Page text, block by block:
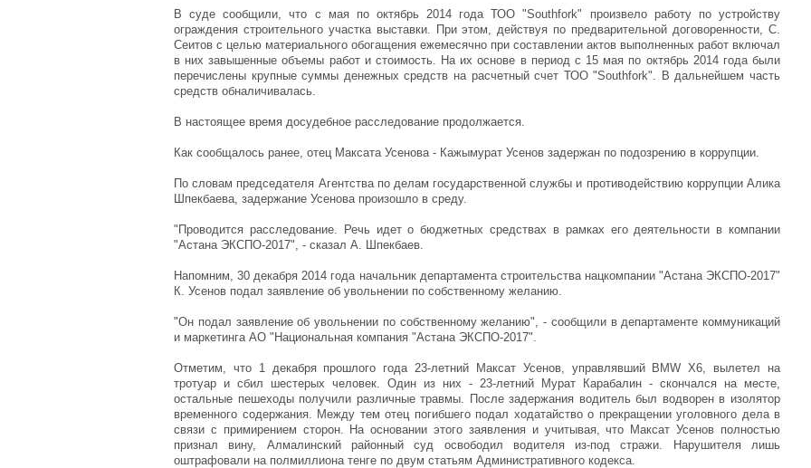
В суде сообщили, что с мая по октябрь 2014 года ТОО "Southfork" произвело работу по устройству
ограждения строительного участка выставки. При этом, действуя по предварительной договоренности, С.
Сеитов с целью материального обогащения ежемесячно при составлении актов выполненных работ включал
в них завышенные объемы работ и стоимость. На их основе в период с 15 мая по октябрь 2014 года были
перечислены крупные суммы денежных средств на расчетный счет ТОО "Southfork". В дальнейшем часть
средств обналичивалась.
В настоящее время досудебное расследование продолжается.
Как сообщалось ранее, отец Максата Усенова - Кажымурат Усенов задержан по подозрению в коррупции.
По словам председателя Агентства по делам государственной службы и противодействию коррупции Алика
Шпекбаева, задержание Усенова произошло в среду.
"Проводится расследование. Речь идет о бюджетных средствах в рамках его деятельности в компании
"Астана ЭКСПО-2017", - сказал А. Шпекбаев.
Напомним, 30 декабря 2014 года начальник департамента строительства нацкомпании "Астана ЭКСПО-2017"
К. Усенов подал заявление об увольнении по собственному желанию.
"Он подал заявление об увольнении по собственному желанию", - сообщили в департаменте коммуникаций
и маркетинга АО "Национальная компания "Астана ЭКСПО-2017".
Отметим, что 1 декабря прошлого года 23-летний Максат Усенов, управлявший BMW X6, вылетел на
тротуар и сбил шестерых человек. Один из них - 23-летний Мурат Карабалин - скончался на месте,
остальные пешеходы получили различные травмы. После задержания водитель был водворен в изолятор
временного содержания. Между тем отец погибшего подал ходатайство о прекращении уголовного дела в
связи с примирением сторон. На основании этого заявления и учитывая, что Максат Усенов полностью
признал вину, Алмалинский районный суд освободил водителя из-под стражи. Нарушителя лишь
оштрафовали на полмиллиона тенге по двум статьям Административного кодекса.
Не верьте всему, что
он вам это докажет!.